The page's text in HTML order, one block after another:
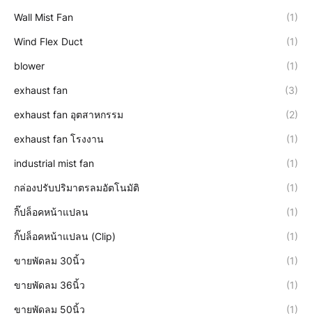
Wall Mist Fan (1)
Wind Flex Duct (1)
blower (1)
exhaust fan (3)
exhaust fan อุตสาหกรรม (2)
exhaust fan โรงงาน (1)
industrial mist fan (1)
กล่องปรับปริมาตรลมอัตโนมัติ (1)
กิ๊ปล็อคหน้าแปลน (1)
กิ๊ปล็อคหน้าแปลน (Clip) (1)
ขายพัดลม 30นิ้ว (1)
ขายพัดลม 36นิ้ว (1)
ขายพัดลม 50นิ้ว (1)